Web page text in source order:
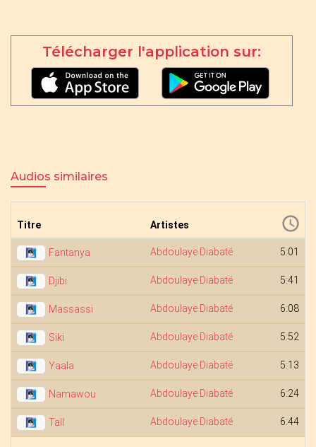
Télécharger l'application sur:
Audios similaires
Titre Artistes
Fantanya Abdoulaye Diabaté 5:01
Djibi Abdoulaye Diabaté 5:41
Massassi Abdoulaye Diabaté 6:08
Siki Abdoulaye Diabaté 5:52
Yaala Abdoulaye Diabaté 5:13
Namawou Abdoulaye Diabaté 6:24
Tall Abdoulaye Diabaté 6:44